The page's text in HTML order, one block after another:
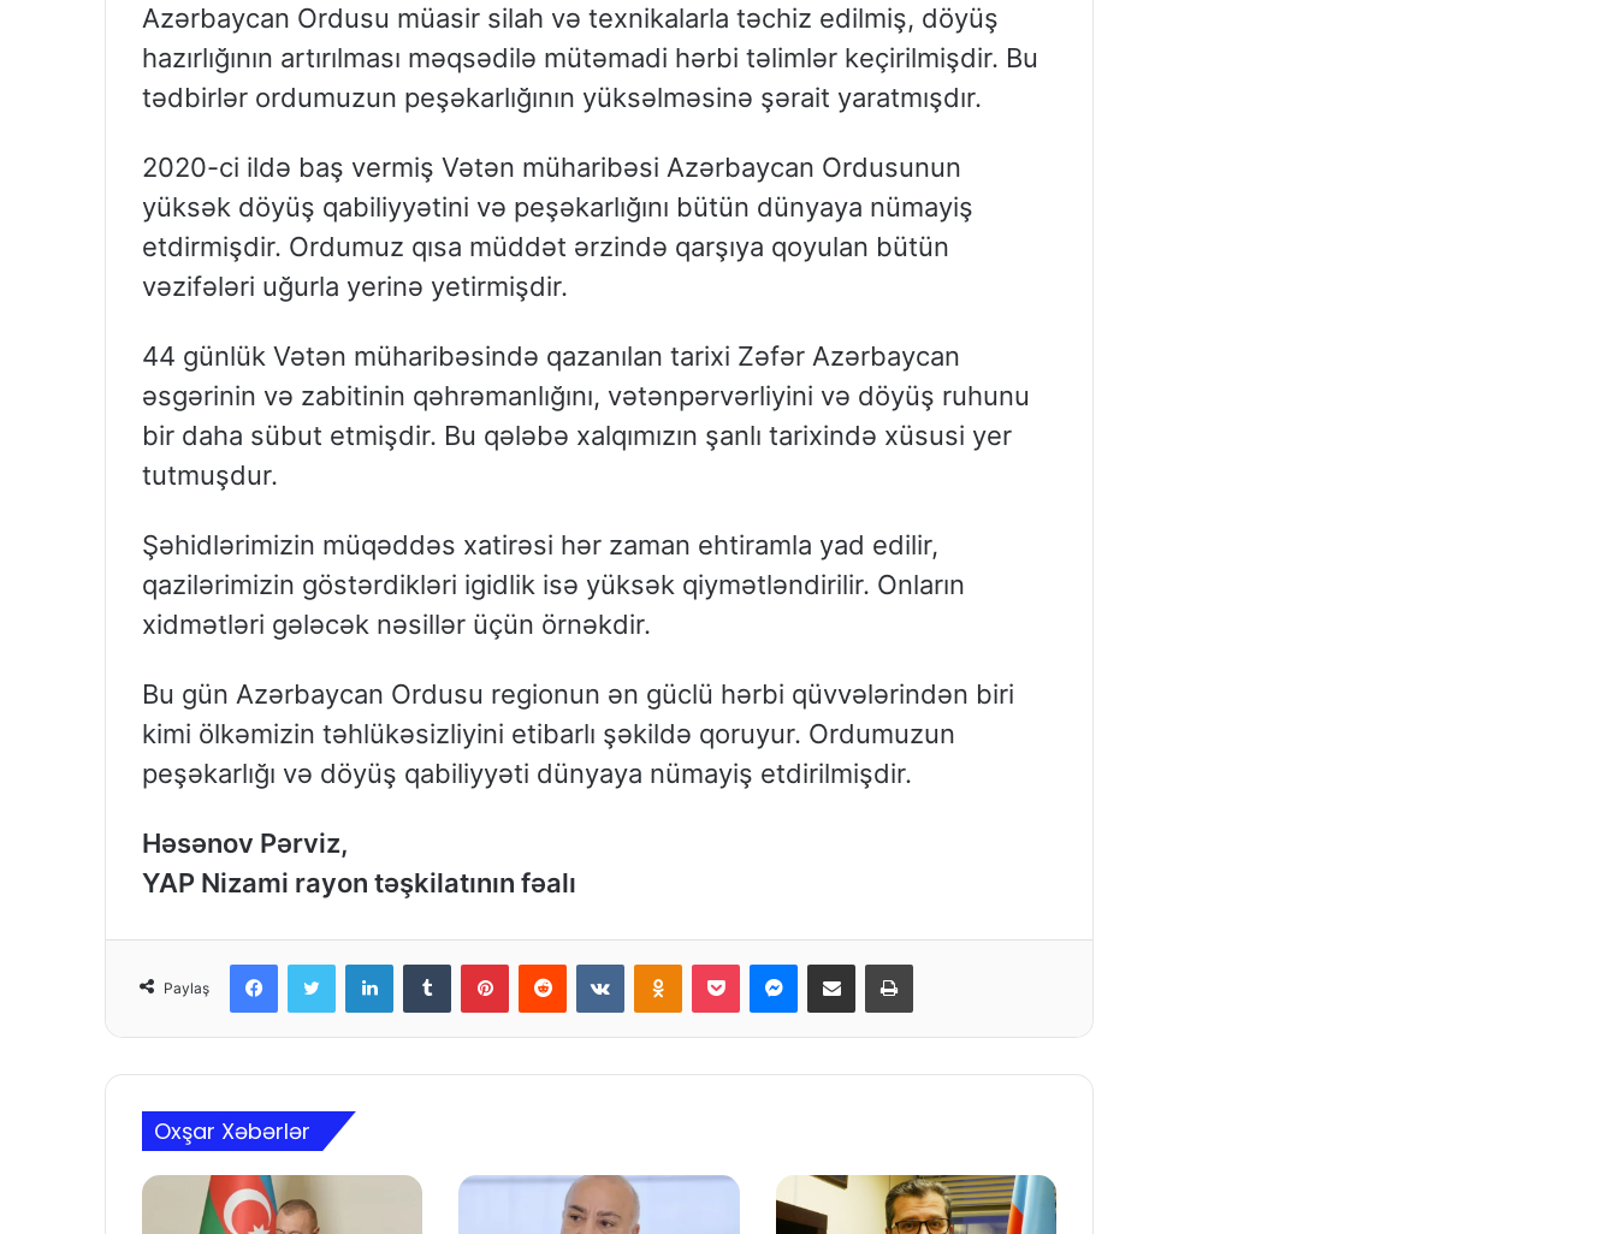
Azərbaycan Ordusu müasir silah və texnikalarla təchiz edilmiş, döyüş
hazırlığının artırılması məqsədilə mütəmadi hərbi təlimlər keçirilmişdir. Bu
tədbirlər ordumuzun peşəkarlığının yüksəlməsinə şərait yaratmışdır.
2020-ci ildə baş vermiş Vətən müharibəsi Azərbaycan Ordusunun
yüksək döyüş qabiliyyətini və peşəkarlığını bütün dünyaya nümayiş
etdirmişdir. Ordumuz qısa müddət ərzində qarşıya qoyulan bütün
vəzifələri uğurla yerinə yetirmişdir.
44 günlük Vətən müharibəsində qazanılan tarixi Zəfər Azərbaycan
əsgərinin və zabitinin qəhrəmanlığını, vətənpərvərliyini və döyüş ruhunu
bir daha sübut etmişdir. Bu qələbə xalqımızın şanlı tarixində xüsusi yer
tutmuşdur.
Şəhidlərimizin müqəddəs xatirəsi hər zaman ehtiramla yad edilir,
qazilərimizin göstərdikləri igidlik isə yüksək qiymətləndirilir. Onların
xidmətləri gələcək nəsillər üçün örnəkdir.
Bu gün Azərbaycan Ordusu regionun ən güclü hərbi qüvvələrindən biri
kimi ölkəmizin təhlükəsizliyini etibarlı şəkildə qoruyur. Ordumuzun
peşəkarlığı və döyüş qabiliyyəti dünyaya nümayiş etdirilmişdir.
Həsənov Pərviz,
YAP Nizami rayon təşkilatının fəalı
Paylaş
Oxşar Xəbərlər